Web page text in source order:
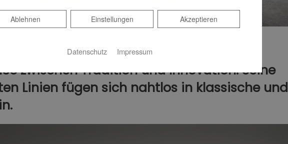
zwischen Tradition und Innovation: Seine
Linien fügen sich nahtlos in klassische und
Akzeptieren
Einstellungen
Ablehnen
Ablehnen
Datenschutz Impressum